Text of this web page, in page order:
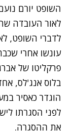
השופט יורם
לאור העובדה
לדברי השופט,
עונשו אחרי
פרקליטו של
בלוס אנג'לס,
הוגדר כאסיר
לפני הסגרתו
את ההסגרה.